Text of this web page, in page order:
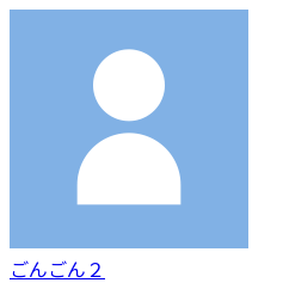
ごんごん２